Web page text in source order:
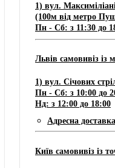
1) вул.
(100м від метро
Пн - Сб: з 11:30 до
Львів самовивіз із
​1) ​​​вул. Січових
Пн - Сб: з 10:00 до
Нд: з 12:00 до 18:00
Адресна
Київ самовивіз із